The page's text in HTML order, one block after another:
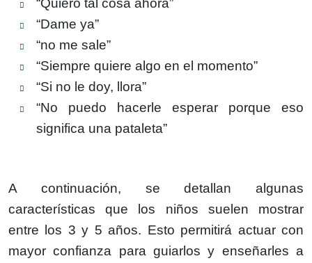
“Dame ya”
“no me sale”
“Siempre quiere algo en el momento”
“Si no le doy, llora”
“No puedo hacerle esperar porque eso
significa una pataleta”
A continuación, se detallan algunas
características que los niños suelen mostrar
entre los 3 y 5 años. Esto permitirá actuar con
mayor confianza para guiarlos y enseñarles a